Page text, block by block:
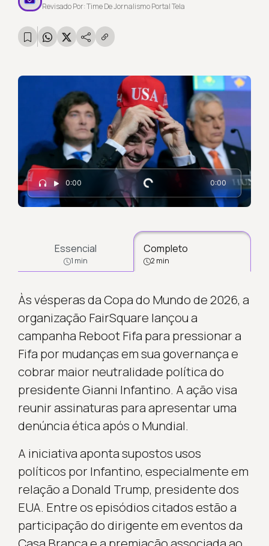
Revisado Por: Time De Jornalismo Portal Tela
0:00 Carregando... 0:00
Essencial
1 min
Completo
2 min
Às vésperas da Copa do Mundo de 2026, a
organização FairSquare lançou a
campanha Reboot Fifa para pressionar a
Fifa por mudanças em sua governança e
cobrar maior neutralidade política do
presidente Gianni Infantino. A ação visa
reunir assinaturas para apresentar uma
denúncia ética após o Mundial.
A iniciativa aponta supostos usos
políticos por Infantino, especialmente em
relação a Donald Trump, presidente dos
EUA. Entre os episódios citados estão a
participação do dirigente em eventos da